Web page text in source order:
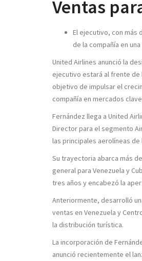
Ventas
El ejecutivo, con más
de la compañía en
United Airlines anunció la
ejecutivo estará al frente de
objetivo de impulsar el
compañía en mercados
Fernández llega a United
Director para el segmento
las principales aerolíneas
Su trayectoria abarca más
general para Venezuela y
tres años y encabezó la
Anteriormente, desarrolló
ventas en Venezuela y
la distribución turística.
La incorporación de
anunció recientemente el